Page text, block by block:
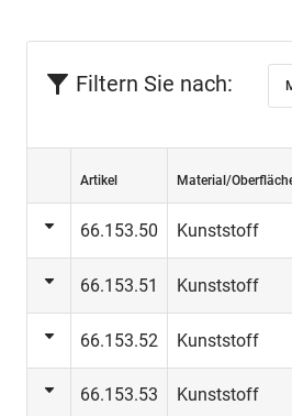
Filtern Sie nach:
Artikel Material/
66.153.50 Kunststoff
66.153.51 Kunststoff
66.153.52 Kunststoff
66.153.53 Kunststoff